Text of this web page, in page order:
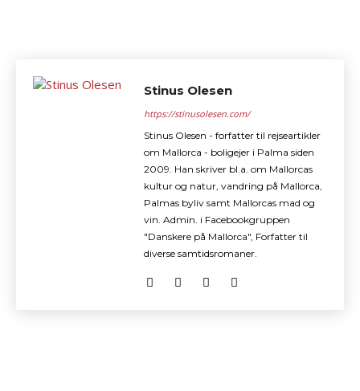
Stinus Olesen
https://stinusolesen.com/
Stinus Olesen - forfatter til rejseartikler
om Mallorca - boligejer i Palma siden
2009. Han skriver bl.a. om Mallorcas
kultur og natur, vandring på Mallorca,
Palmas byliv samt Mallorcas mad og
vin. Admin. i Facebookgruppen
"Danskere på Mallorca", Forfatter til
diverse samtidsromaner.